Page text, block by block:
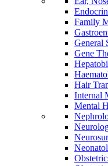
Family
General
Gene
Hair
Internal
Mental